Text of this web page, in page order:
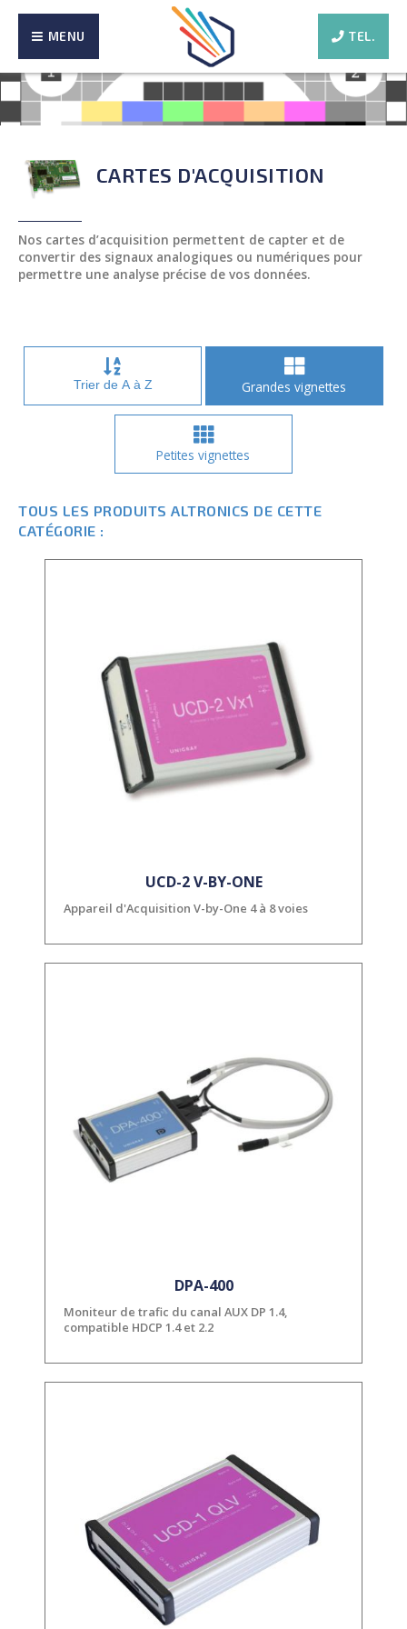
TEL.
MENU
CARTES D'ACQUISITION
Nos cartes d’acquisition permettent de capter et de
convertir des signaux analogiques ou numériques pour
permettre une analyse précise de vos données.
Trier de A à Z Grandes vignettes
Petites vignettes
TOUS LES PRODUITS ALTRONICS DE CETTE
CATÉGORIE :
UCD-2 V-BY-ONE
Appareil d'Acquisition V-by-One 4 à 8 voies
DPA-400
Moniteur de trafic du canal AUX DP 1.4,
compatible HDCP 1.4 et 2.2